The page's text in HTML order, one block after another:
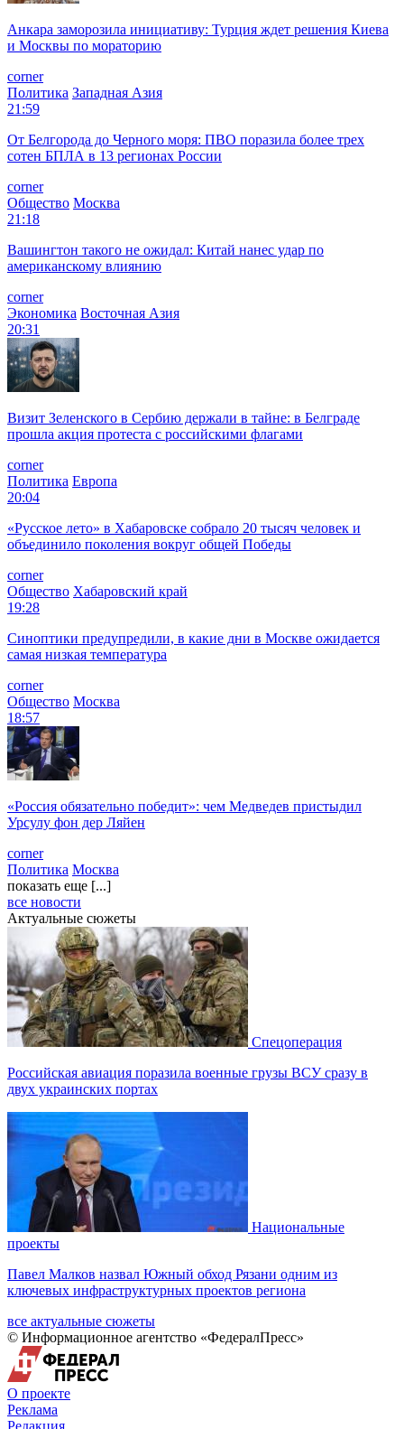
Анкара заморозила инициативу: Турция ждет решения Киева
и Москвы по мораторию
corner
Политика Западная Азия
21:59
От Белгорода до Черного моря: ПВО поразила более трех
сотен БПЛА в 13 регионах России
corner
Общество Москва
21:18
Вашингтон такого не ожидал: Китай нанес удар по
американскому влиянию
corner
Экономика Восточная Азия
20:31
Визит Зеленского в Сербию держали в тайне: в Белграде
прошла акция протеста с российскими флагами
corner
Политика Европа
20:04
«Русское лето» в Хабаровске собрало 20 тысяч человек и
объединило поколения вокруг общей Победы
corner
Общество Хабаровский край
19:28
Синоптики предупредили, в какие дни в Москве ожидается
самая низкая температура
corner
Общество Москва
18:57
«Россия обязательно победит»: чем Медведев пристыдил
Урсулу фон дер Ляйен
corner
Политика Москва
показать еще [...]
все новости
Актуальные сюжеты
Спецоперация
Российская авиация поразила военные грузы ВСУ сразу в
двух украинских портах
Национальные
проекты
Павел Малков назвал Южный обход Рязани одним из
ключевых инфраструктурных проектов региона
все актуальные сюжеты
© Информационное агентство «ФедералПресс»
О проекте
Реклама
Редакция